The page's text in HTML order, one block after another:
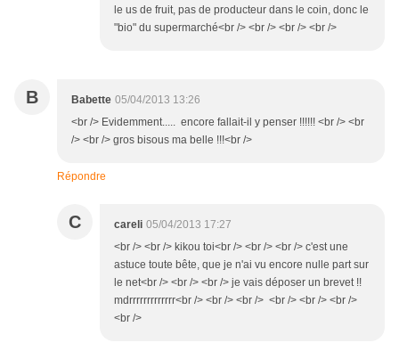
le us de fruit, pas de producteur dans le coin, donc le
"bio" du supermarché<br /> <br /> <br /> <br />
B Babette 05/04/2013 13:26
<br /> Evidemment..... encore fallait-il y penser !!!!!! <br /> <br
/> <br /> gros bisous ma belle !!!<br />
Répondre
C careli 05/04/2013 17:27
<br /> <br /> kikou toi<br /> <br /> <br /> c'est une
astuce toute bête, que je n'ai vu encore nulle part sur
le net<br /> <br /> <br /> je vais déposer un brevet !!
mdrrrrrrrrrrrrr<br /> <br /> <br /> <br /> <br /> <br />
<br />